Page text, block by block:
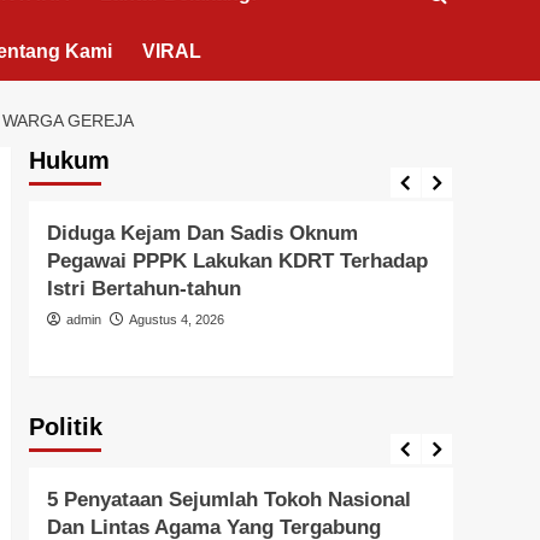
Kami VIRAL
GEREJA
Hukum
Berita Polisi
Diduga Kejam Dan Sadis Oknum
Pegawai PPPK Lakukan KDRT Terhadap
Istri Bertahun-tahun
admin Agustus 4, 2026
Politik
Politik
5 Penyataan Sejumlah Tokoh Nasional
Dan Lintas Agama Yang Tergabung